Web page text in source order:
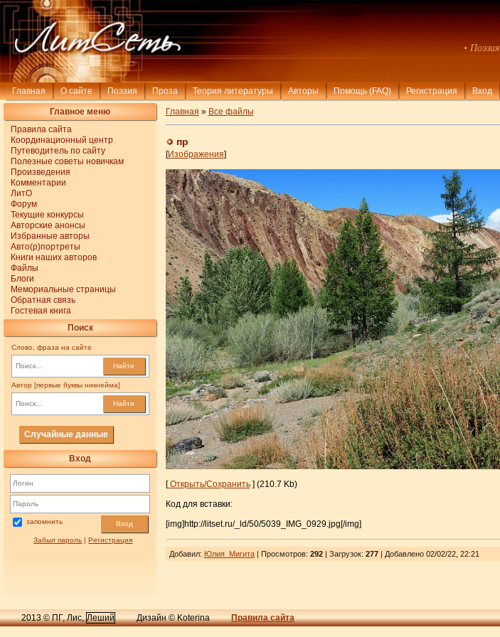
• Поэзия
Главная О сайте Поэзия Проза Теория литературы Авторы Помощь (FAQ) Регистрация Вход
Главное меню
Правила сайта
Координационный центр
Путеводитель по сайту
Полезные советы новичкам
Произведения
Комментарии
ЛитО
Форум
Текущие конкурсы
Авторские анонсы
Избранные авторы
Авто(р)портреты
Книги наших авторов
Файлы
Блоги
Мемориальные страницы
Обратная связь
Гостевая книга
Поиск
Слово, фраза на сайте
Найти
Автор [первые буквы никнейма]
Найти
Случайные данные
Вход
запомнить Вход
Забыл пароль |Регистрация
Главная » Все файлы
пр
[Изображения]
[Открыть/Сохранить] (210.7 Kb)
Код для вставки:
[img]http://litset.ru/_ld/50/5039_IMG_0929.jpg[/img]
Добавил: Юлия_Мигита| Просмотров: 292| Загрузок: 277| Добавлено 02/02/22, 22:21
2013 © ПГ, Лис,Леший Дизайн © Koterina Правила сайта